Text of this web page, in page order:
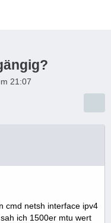
21:07
cmd netsh interface ipv4
ich 1500er mtu wert